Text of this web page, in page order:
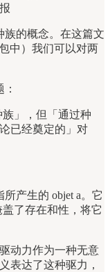
族的概念。在这篇文
中）我们可以对两
」，但「通过种
已经奠定的」对
产生的 objet a。它
了存在和性，将它
动力作为一种无意
表达了这种驱力，